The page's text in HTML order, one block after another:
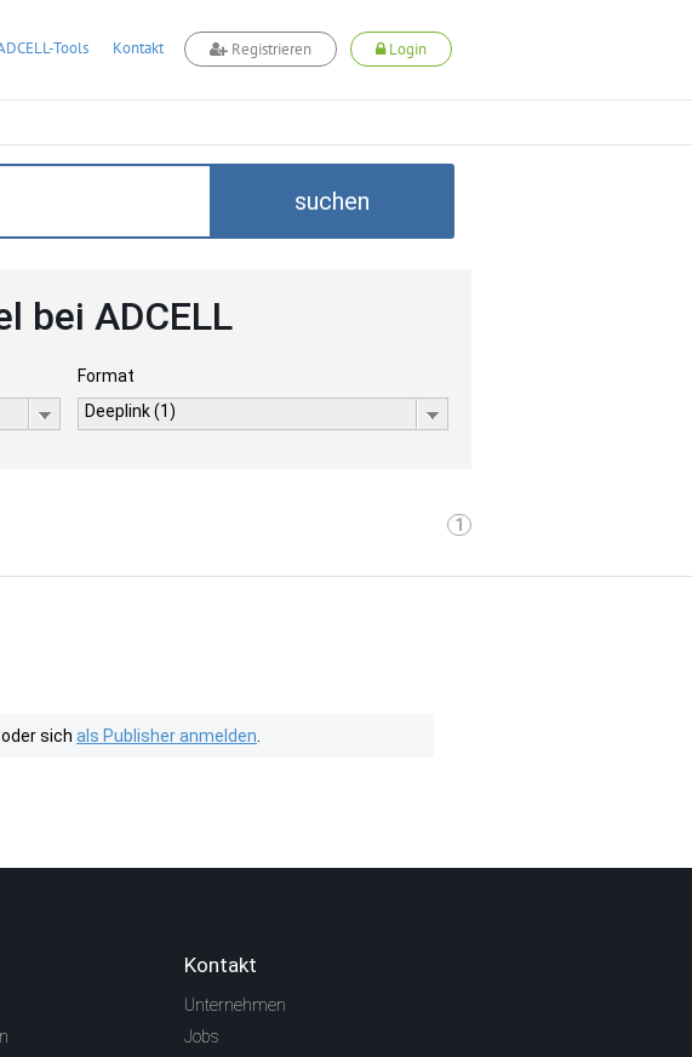
Tools Kontakt Registrieren Login
suchen
bei ADCELL
Format
Deeplink (1)
1
sich als Publisher anmelden
Kontakt
Unternehmen
Jobs